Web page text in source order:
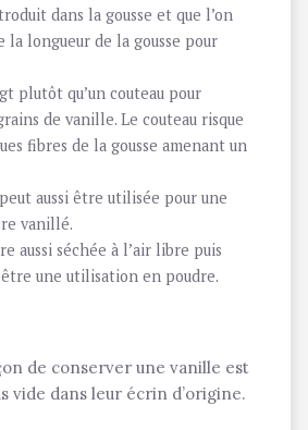
dans la gousse et que l’on
la longueur de la gousse pour
plutôt qu’un couteau pour
de vanille. Le couteau risque
fibres de la gousse amenant un
aussi être utilisée pour une
vanillé.
aussi séchée à l’air libre puis
une utilisation en poudre.
de conserver une vanille est
vide dans leur écrin d’origine.